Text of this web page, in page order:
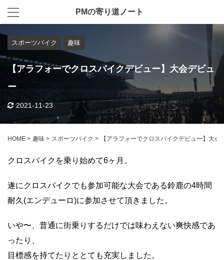
PMの寄り道ノート
スポーツバイク 趣味
【アラフォーでクロスバイクデビュー】大会デビュ
ー
2021-11-23
HOME > 趣味 > スポーツバイク > 【アラフォーでクロスバイクデビュー】大会
クロスバイクを乗り始めて6ヶ月。
遂にクロスバイクでも参加可能な大会である鈴鹿の4時間
耐久(エンデューロ)に参加させて頂きました。
いや〜、普通に街乗りするだけでは味わえない爽快感であ
ったり、
目標感を持てたりととても充実しました。